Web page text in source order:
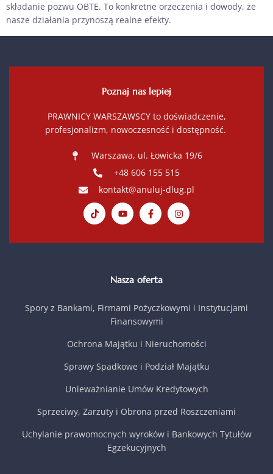
składanie pozwu OBTE. To konkretne orzeczenia i dowody, że
nasze działania przynoszą realne efekty.
Poznaj nas lepiej
PRAWNICY WARSZAWSCY to doświadczenie,
profesjonalizm, nowoczesność i dostępność.
Warszawa, ul. Łowicka 19/6
+48 606 155 515
kontakt@anuluj-dlug.pl
Nasza oferta
Spory z Bankami, Firmami Pożyczkowymi i Instytucjami
Finansowymi
Ochrona Majątku i Nieruchomości
Sprawy Spadkowe i Podział Majątku
Unieważnianie Umów Kredytowych
Sprzeciwy, Zarzuty i Obrona przed Roszczeniami
Uchylanie prawomocnych wyroków i Bankowych Tytułów
Egzekucyjnych